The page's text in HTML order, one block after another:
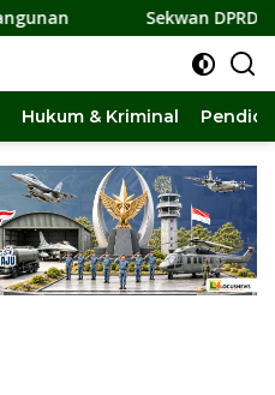
Sekwan DPRD Sulteng Jadi
Hukum & Kriminal